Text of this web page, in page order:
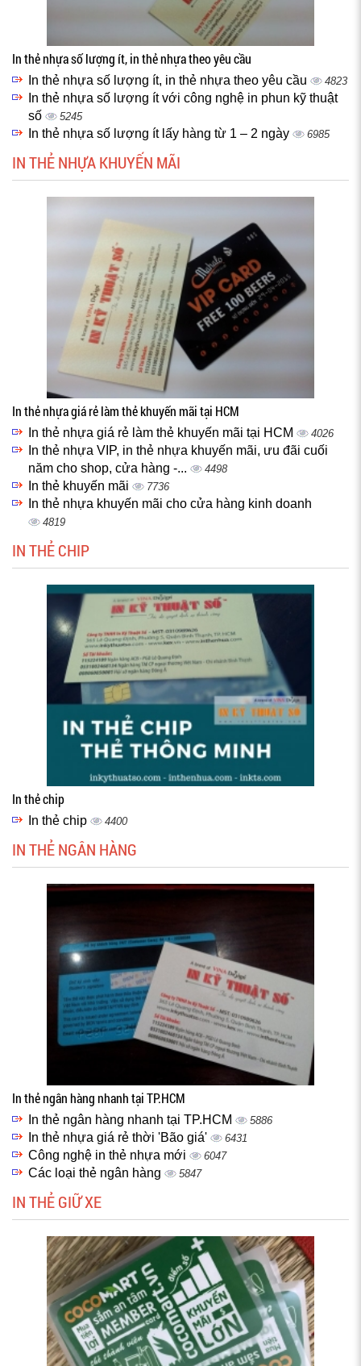
In thẻ nhựa số lượng ít, in thẻ nhựa theo yêu cầu
In thẻ nhựa số lượng ít, in thẻ nhựa theo yêu cầu 4823
In thẻ nhựa số lượng ít với công nghệ in phun kỹ thuật
số
5245
In thẻ nhựa số lượng ít lấy hàng từ 1 – 2 ngày 6985
IN THẺ NHỰA KHUYẾN MÃI
In thẻ nhựa giá rẻ làm thẻ khuyến mãi tại HCM
In thẻ nhựa giá rẻ làm thẻ khuyến mãi tại HCM 4026
In thẻ nhựa VIP, in thẻ nhựa khuyến mãi, ưu đãi cuối
năm cho shop, cửa hàng -...
4498
In thẻ khuyến mãi 7736
In thẻ nhựa khuyến mãi cho cửa hàng kinh doanh
4819
IN THẺ CHIP
In thẻ chip
In thẻ chip 4400
IN THẺ NGÂN HÀNG
In thẻ ngân hàng nhanh tại TP.HCM
In thẻ ngân hàng nhanh tại TP.HCM 5886
In thẻ nhựa giá rẻ thời 'Bão giá' 6431
Công nghệ in thẻ nhựa mới 6047
Các loại thẻ ngân hàng 5847
IN THẺ GIỮ XE